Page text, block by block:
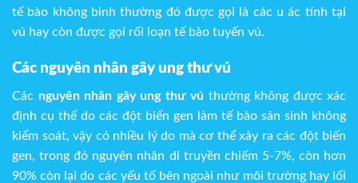
tế bào không bình thường đó được gọi là các u ác tính tại
vú hay còn được gọi rối loạn tế bào tuyến vú.
Các nguyên nhân gây ung thư vú
Các nguyên nhân gây ung thư vú thường không được xác
định cụ thể do các đột biến gen làm tế bào sản sinh không
kiểm soát, vậy có nhiều lý do mà cơ thể xảy ra các đột biến
gen, trong đó nguyên nhân di truyền chiếm 5-7%, còn hơn
90% còn lại do các yếu tố bên ngoài như môi trường hay lối